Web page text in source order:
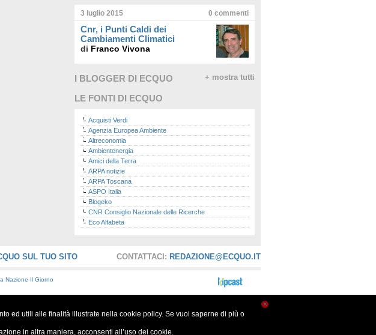
3 luglio 2015 0 commenti
Cnr, i Punti Caldi dei
Cambiamenti Climatici
di Franco Vivona
I BLOGGER DI ECQUO + mostra tutti
LE FONTI DI ECQUO
Acquisti Verdi
Agenzia Europea Ambiente
Altreconomia
Ambientenergia
Amici della Terra
ARPA notizie
ARPA Toscana
ASPO Italia
Blogeko
CNR Consiglio Nazionale delle Ricerche
Eco Alfabeta
Eco Radio
Greenpeace
ISPRA - Istituto Superiore per la Protezione e la
La nuova Ecologia
CONTATTACI: REDAZIONE@ECQUO.IT
SUL TUO SITO
Nazione Il Giorno
×
ed utili alle finalità illustrate nella cookie policy. Se vuoi saperne di più o
in altra maniera, acconsenti all’uso dei cookie.